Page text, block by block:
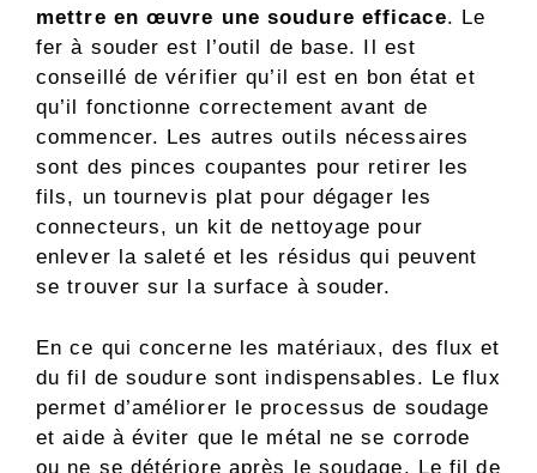
mettre en œuvre une soudure efficace. Le
fer à souder est l’outil de base. Il est
conseillé de vérifier qu’il est en bon état et
qu’il fonctionne correctement avant de
commencer. Les autres outils nécessaires
sont des pinces coupantes pour retirer les
fils, un tournevis plat pour dégager les
connecteurs, un kit de nettoyage pour
enlever la saleté et les résidus qui peuvent
se trouver sur la surface à souder.
En ce qui concerne les matériaux, des flux et
du fil de soudure sont indispensables. Le flux
permet d’améliorer le processus de soudage
et aide à éviter que le métal ne se corrode
ou ne se détériore après le soudage. Le fil de